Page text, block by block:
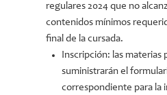
regulares 2024 que no
contenidos mínimos
final de la cursada.
Inscripción: las materias
suministrarán el
correspondiente para la